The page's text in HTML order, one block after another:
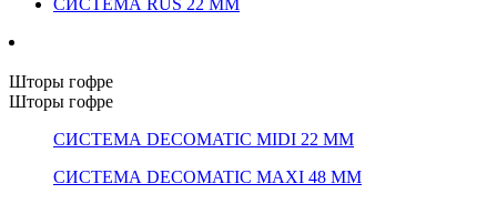
СИСТЕМА RUS 22 ММ
Шторы гофре
Шторы гофре
СИСТЕМА DECOMATIC MIDI 22 ММ
СИСТЕМА DECOMATIC MAXI 48 ММ